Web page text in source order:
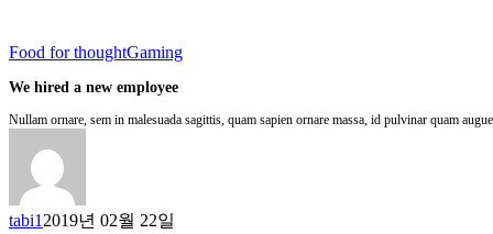
Food for thoughtGaming
We hired a new employee
Nullam ornare, sem in malesuada sagittis, quam sapien ornare massa, id pulvinar quam
tabi1 2019년 02월 22일